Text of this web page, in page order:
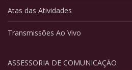
Atas das Atividades
Transmissões Ao Vivo
ASSESSORIA DE COMUNICAÇÃO